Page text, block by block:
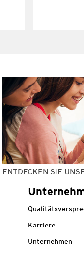
ENTDECKEN SIE
Karriere
Unternehmen